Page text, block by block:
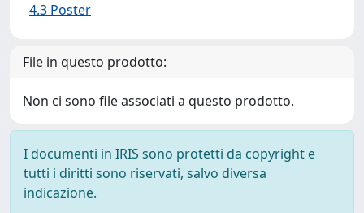
4.3 Poster
File in questo prodotto:
Non ci sono file associati a questo prodotto.
I documenti in IRIS sono protetti da copyright e
tutti i diritti sono riservati, salvo diversa
indicazione.